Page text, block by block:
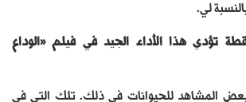
لي.
تؤدي هذا الأداء الجيد في فيلم «الوداع
المشاهد للحيوانات في ذلك. تلك التي في